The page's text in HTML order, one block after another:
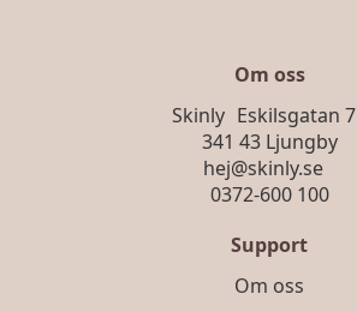
Om oss
Skinly Eskilsgatan 7
341 43 Ljungby
hej@skinly.se
0372-600 100
Support
Om oss